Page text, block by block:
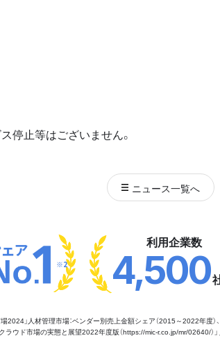
停止等はございません。
ニュース一覧へ
※2
利用企業数
4,500
」人材管理市場：ベンダー別売上金額シェア（2015～2022年度
ド市場の実態と展望2022年度版（https://mic-r.co.jp/mr/02640/）